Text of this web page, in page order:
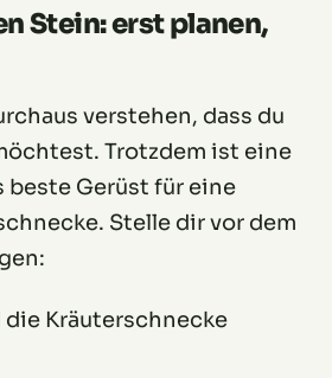
Stein: erst planen,
verstehen, dass du
Trotzdem ist eine
beste Gerüst für eine
Stelle dir vor dem
Kräuterschnecke